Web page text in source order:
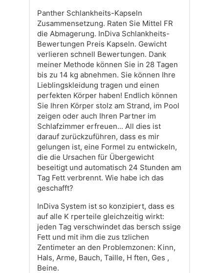
Panther Schlankheits-Kapseln
Zusammensetzung. Raten Sie Mittel FR
die Abmagerung. InDiva Schlankheits-
Bewertungen Preis Kapseln. Gewicht
verlieren schnell Bewertungen. Dank
meiner Methode können Sie in 28 Tagen
bis zu 14 kg abnehmen. Sie können Ihre
Lieblingskleidung tragen und einen
perfekten Körper haben! Endlich können
Sie Ihren Körper stolz am Strand, im Pool
zeigen oder auch Ihren Partner im
Schlafzimmer erfreuen... All dies ist
darauf zurückzuführen, dass es mir
gelungen ist, eine Formel zu entwickeln,
die die Ursachen für Übergewicht
beseitigt und automatisch 24 Stunden am
Tag Fett verbrennt. Wie habe ich das
geschafft?
InDiva System ist so konzipiert, dass es
auf alle K rperteile gleichzeitig wirkt:
jeden Tag verschwindet das bersch ssige
Fett und mit ihm die zus tzlichen
Zentimeter an den Problemzonen: Kinn,
Hals, Arme, Bauch, Taille, H ften, Ges ,
Beine.